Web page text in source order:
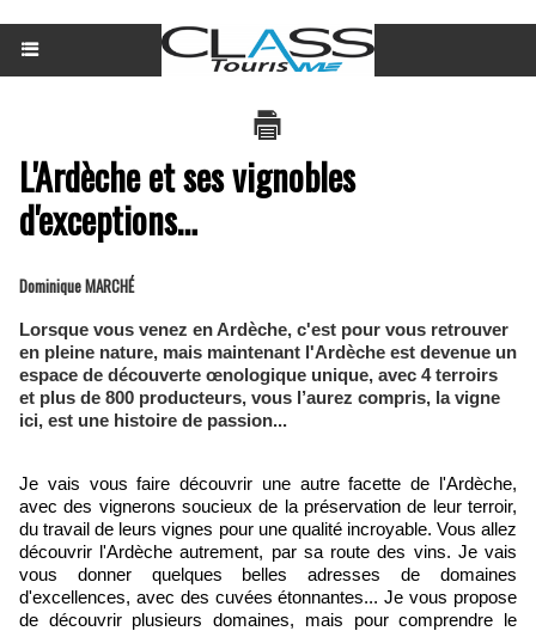
L'Ardèche et ses vignobles
d'exceptions…
Dominique MARCHÉ
Lorsque vous venez en Ardèche, c'est pour vous retrouver
en pleine nature, mais maintenant l'Ardèche est devenue un
espace de découverte œnologique unique, avec 4 terroirs
et plus de 800 producteurs, vous l’aurez compris, la vigne
ici, est une histoire de passion...
Je vais vous faire découvrir une autre facette de l'Ardèche,
avec des vignerons soucieux de la préservation de leur terroir,
du travail de leurs vignes pour une qualité incroyable. Vous allez
découvrir l'Ardèche autrement, par sa route des vins. Je vais
vous donner quelques belles adresses de domaines
d'excellences, avec des cuvées étonnantes... Je vous propose
de découvrir plusieurs domaines, mais pour comprendre le